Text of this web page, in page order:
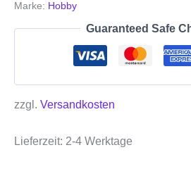
Marke: Hobby
Guaranteed Safe
zzgl. Versandkosten
Lieferzeit: 2-4 Werktage